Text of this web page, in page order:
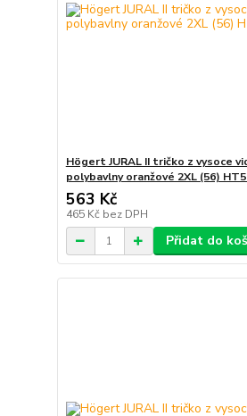
Högert JURAL II tričko z vysoce
polybavlny oranžové 2XL (56)
563 Kč
465 Kč bez DPH
Přidat do